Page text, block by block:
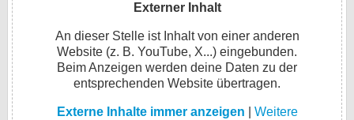
Externer Inhalt
An dieser Stelle ist Inhalt von einer anderen
Website (z. B. YouTube, X...) eingebunden.
Beim Anzeigen werden deine Daten zu der
entsprechenden Website übertragen.
Externe Inhalte immer anzeigen
Weitere